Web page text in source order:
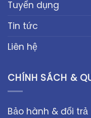
Tuyển dụng
Tin tức
Liên hệ
CHÍNH SÁCH &
Bảo hành & đổi trả